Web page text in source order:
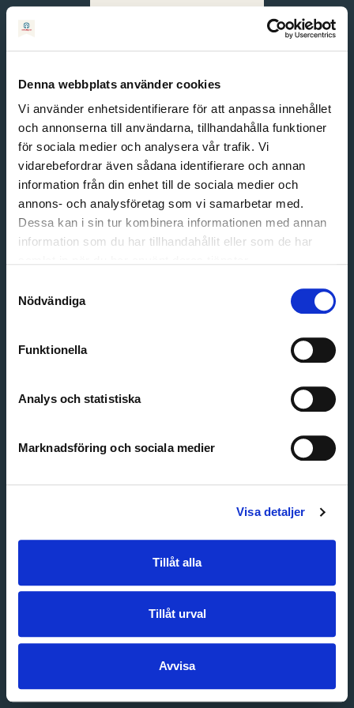
Denna webbplats använder cookies
Vi använder enhetsidentifierare för att anpassa innehållet
och annonserna till användarna, tillhandahålla funktioner
för sociala medier och analysera vår trafik. Vi
vidarebefordrar även sådana identifierare och annan
information från din enhet till de sociala medier och
annons- och analysföretag som vi samarbetar med.
Dessa kan i sin tur kombinera informationen med annan
information som du har tillhandahållit eller som de har
Nödvändiga
Funktionella
Analys och statistiska
Marknadsföring och sociala medier
Visa detaljer
Tillåt alla
Tillåt urval
Avvisa
English
Svenska
Email address
Customer service